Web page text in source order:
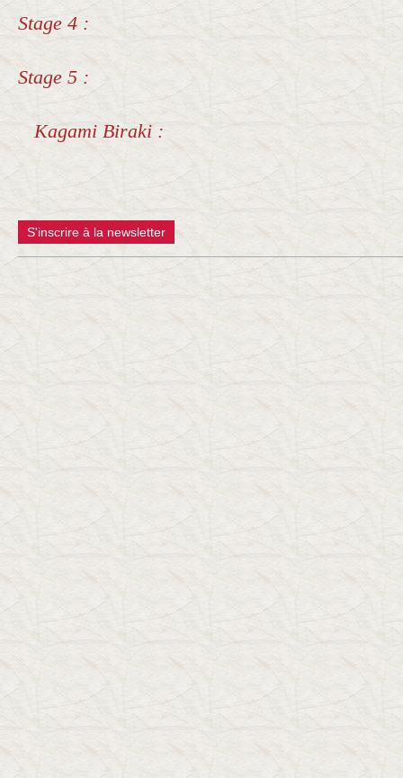
Stage 4 :
Stage 5 :
Kagami Biraki :
S'inscrire à la newsletter